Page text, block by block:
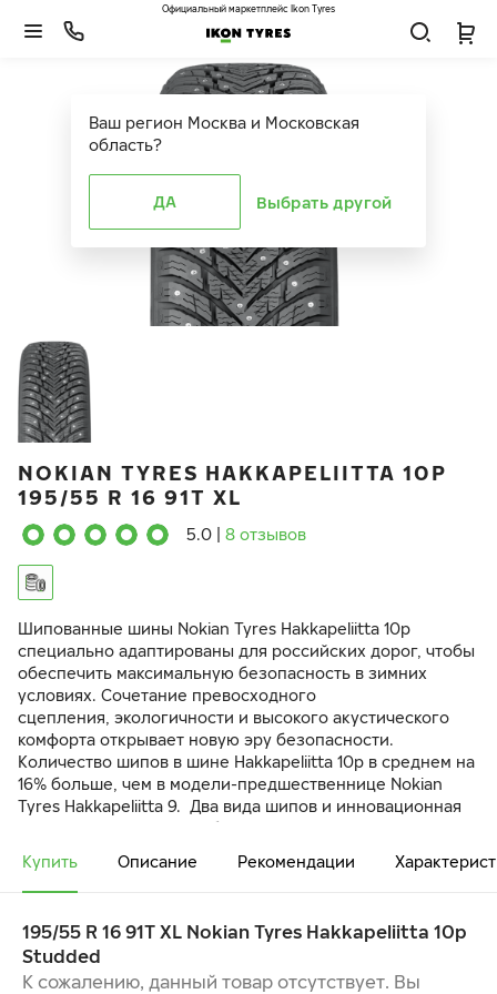
Ваш регион Москва и Московская
область?
ДА Выбрать другой
Официальный маркетплейс Ikon Tyres
NOKIAN TYRES HAKKAPELIITTA 10P
195/55 R 16 91T XL
5.0 8 отзывов
Шипованные шины Nokian Tyres Hakkapeliitta 10p
cпециально адаптированы для российских дорог, чтобы
обеспечить максимальную безопасность в зимних
условиях. Сочетание превосходного
сцепления, экологичности и высокого акустического
комфорта открывает новую эру безопасности.
Количество шипов в шине Hakkapeliitta 10p в среднем на
16% больше, чем в модели-предшественнице Nokian
Tyres Hakkapeliitta 9. Два вида шипов и инновационная
технология ошиповки обеспечивают максимальную
Шипы в центральной части протектора улучшают
сцепление при ускорении и торможении, а шипы в
и при смене полосы движения.
МАКСИМАЛЬНАЯ БЕЗОПАСНОСТЬ —
Купить Описание Рекомендации
195/55 R 16 91T XL Nokian Tyres Hakkapeliitta 10p
Studded
К сожалению, данный товар отсутствует. Вы